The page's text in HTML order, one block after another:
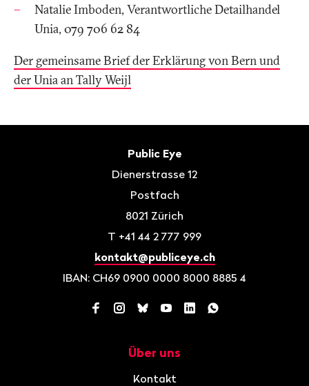
Natalie Imboden, Verantwortliche Detailhandel
Unia, 079 706 62 84
Der gemeinsame Brief der Erklärung von Bern und
der Unia an Tally Weijl
Public Eye
Dienerstrasse 12
Postfach
8021 Zürich
T +41 44 2 777 999
kontakt@publiceye.ch
IBAN: CH69 0900 0000 8000 8885 4
Facebook
Instagram
BlueskyYouTube
LinkedInWhatsApp
Über uns
Kontakt